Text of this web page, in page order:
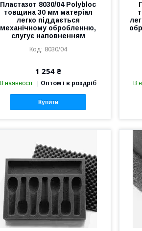
Пластазот 8030/04 Polybloc
товщина 30 мм матеріал
легко піддається
механічному обробленню,
слугує наповненням
8030/04
1 254 ₴
В наявності Оптом і в роздріб
Купити
В